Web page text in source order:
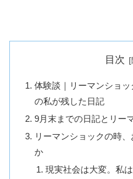
目次
体験談｜リーマンショ
の私が残した日記
9月末までの日記とリー
リーマンショックの時
か
現実社会は大変。私